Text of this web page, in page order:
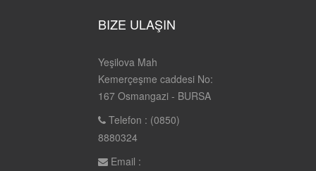
BIZE ULAŞIN
Yeşilova Mah
Kemerçeşme caddesi No:
167 Osmangazi - BURSA
Telefon : (0850)
8880324
Email :